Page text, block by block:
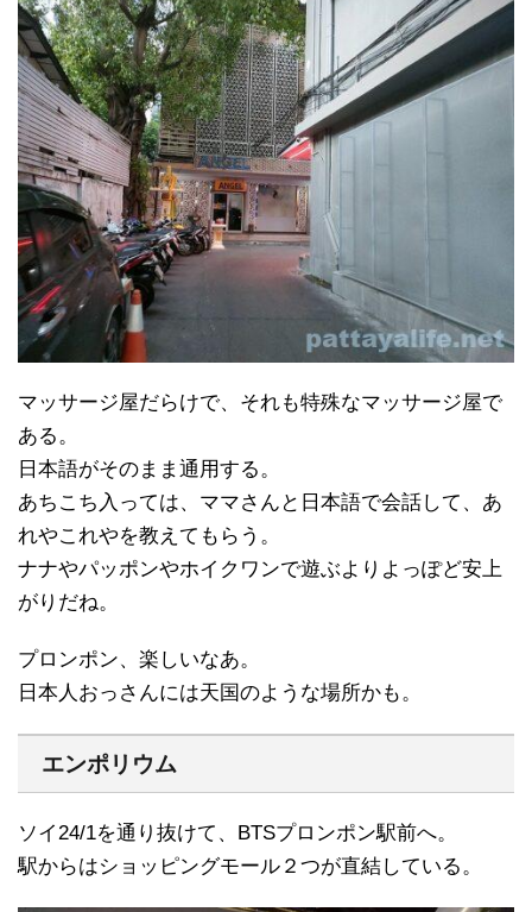
マッサージ屋だらけで、それも特殊なマッサージ屋で
ある。
日本語がそのまま通用する。
あちこち入っては、ママさんと日本語で会話して、あ
れやこれやを教えてもらう。
ナナやパッポンやホイクワンで遊ぶよりよっぽど安上
がりだね。
プロンポン、楽しいなあ。
日本人おっさんには天国のような場所かも。
エンポリウム
ソイ24/1を通り抜けて、BTSプロンポン駅前へ。
駅からはショッピングモール２つが直結している。